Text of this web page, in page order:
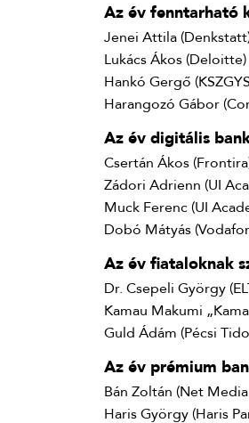
Az év fenntarható
Jenei Attila
Lukács Ákos (Deloitte)
Hankó Gergő
Harangozó Gábor
Az év digitális
Csertán Ákos
Zádori Adrienn (UI
Muck Ferenc (UI
Dobó Mátyás
Az év fiataloknak
Dr. Csepeli György
Kamau Makumi
Guld Ádám (Pécsi
Az év prémium
Bán Zoltán (Net
Haris György (Haris